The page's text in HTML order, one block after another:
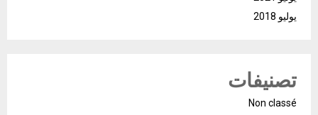
يوليو 2018
تصنيفات
Non classé